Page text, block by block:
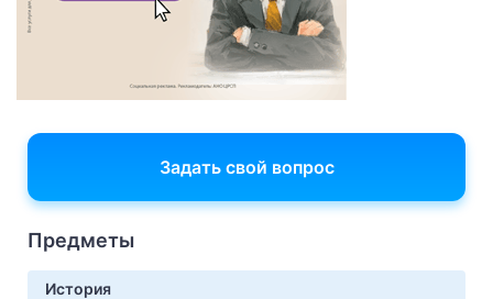
Задать свой вопрос
Предметы
История